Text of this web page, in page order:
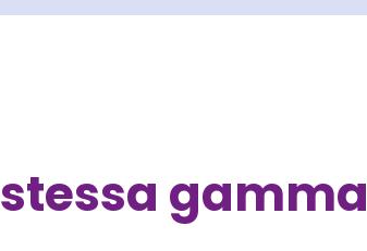
stessa gamma